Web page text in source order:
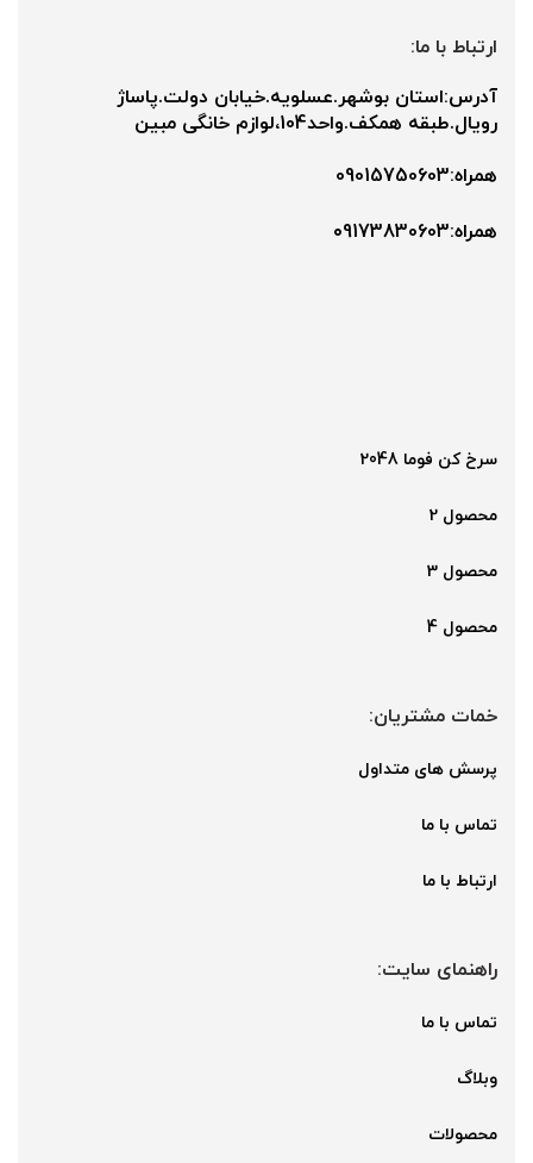
ارتباط با ما:
آدرس:استان بوشهر.عسلویه.خیابان دولت.پاساژ
رویال.طبقه همکف.واحد104،لوازم خانگی مبین
همراه:09015750603
همراه:۰9173830603
سرخ کن فوما 2048
محصول 2
محصول 3
محصول 4
خمات مشتریان:
پرسش های متداول
تماس با ما
ارتباط با ما
راهنمای سایت:
تماس با ما
وبلاگ
محصولات